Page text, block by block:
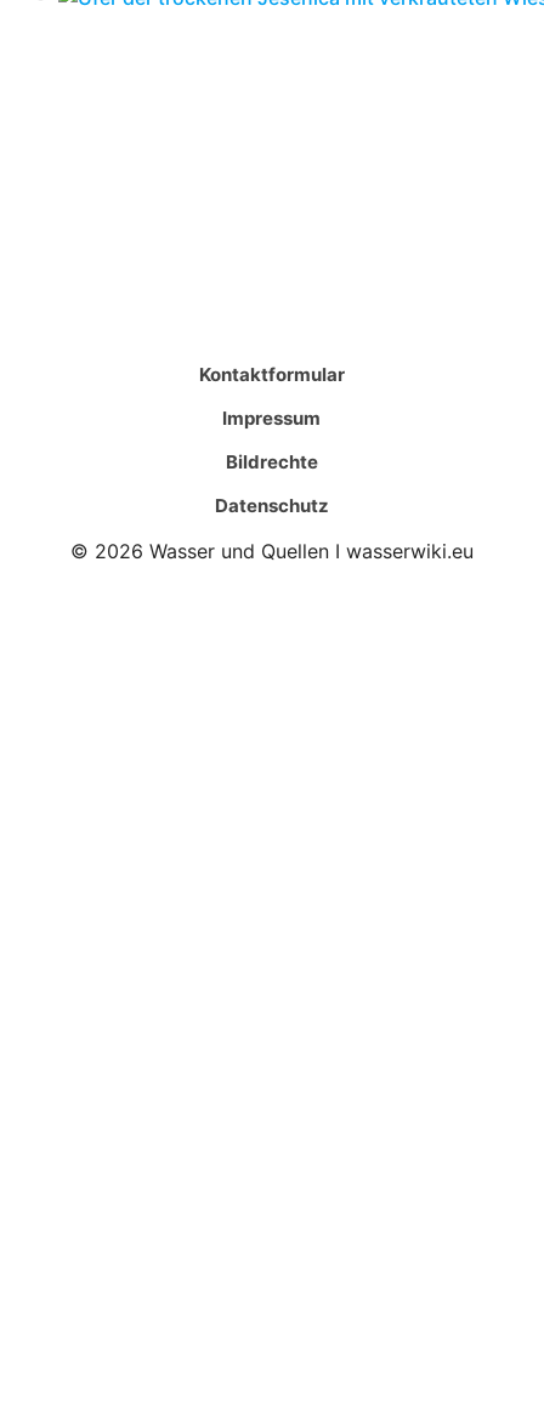
Kontaktformular
Impressum
Bildrechte
Datenschutz
© 2026 Wasser und Quellen I wasserwiki.eu